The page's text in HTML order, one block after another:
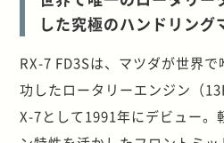
した究極のハンドリング
RX-7 FD3Sは、マツダが世界
功したロータリーエンジン（
X-7として1991年にデビュー。